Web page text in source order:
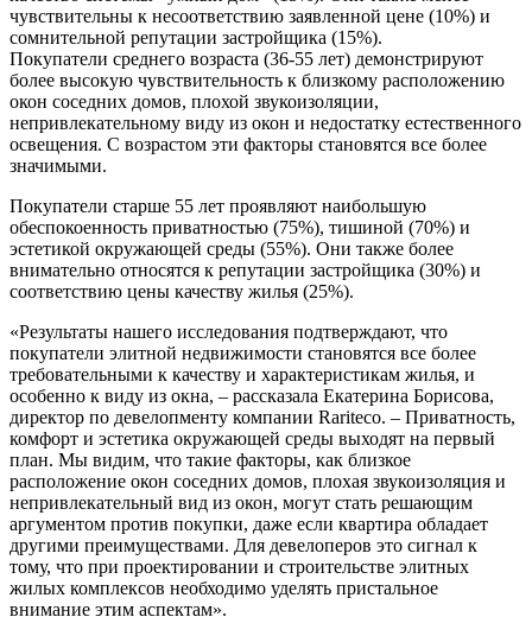
чувствительны к несоответствию заявленной цене (10%) и
сомнительной репутации застройщика (15%).
Покупатели среднего возраста (36-55 лет) демонстрируют
более высокую чувствительность к близкому расположению
окон соседних домов, плохой звукоизоляции,
непривлекательному виду из окон и недостатку естественного
освещения. С возрастом эти факторы становятся все более
значимыми.
Покупатели старше 55 лет проявляют наибольшую
обеспокоенность приватностью (75%), тишиной (70%) и
эстетикой окружающей среды (55%). Они также более
внимательно относятся к репутации застройщика (30%) и
соответствию цены качеству жилья (25%).
«Результаты нашего исследования подтверждают, что
покупатели элитной недвижимости становятся все более
требовательными к качеству и характеристикам жилья, и
особенно к виду из окна, – рассказала Екатерина Борисова,
директор по девелопменту компании Rariteco. – Приватность,
комфорт и эстетика окружающей среды выходят на первый
план. Мы видим, что такие факторы, как близкое
расположение окон соседних домов, плохая звукоизоляция и
непривлекательный вид из окон, могут стать решающим
аргументом против покупки, даже если квартира обладает
другими преимуществами. Для девелоперов это сигнал к
тому, что при проектировании и строительстве элитных
жилых комплексов необходимо уделять пристальное
внимание этим аспектам».